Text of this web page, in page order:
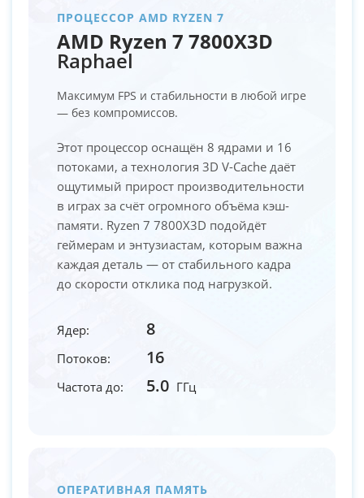
ПРОЦЕССОР AMD RYZEN 7
AMD Ryzen 7 7800X3D
Raphael
Максимум FPS и стабильности в любой игре
— без компромиссов.
Этот процессор оснащён 8 ядрами и 16
потоками, а технология 3D V-Cache даёт
ощутимый прирост производительности
в играх за счёт огромного объёма кэш-
памяти. Ryzen 7 7800X3D подойдёт
геймерам и энтузиастам, которым важна
каждая деталь — от стабильного кадра
до скорости отклика под нагрузкой.
Ядер: 8
Потоков: 16
Частота до: 5.0 ГГц
ОПЕРАТИВНАЯ ПАМЯТЬ